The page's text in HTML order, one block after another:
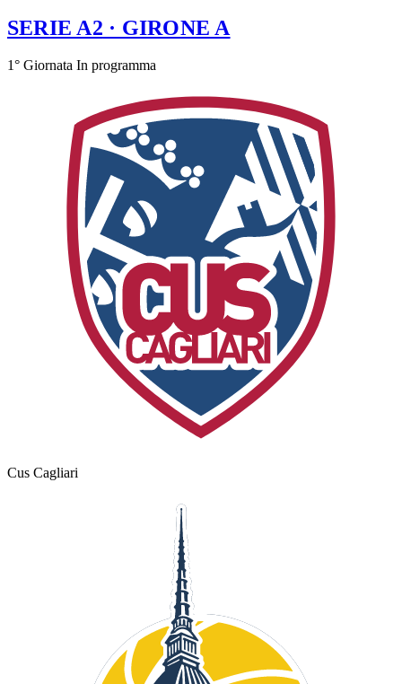
SERIE A2 · GIRONE A
1° Giornata In programma
Cus Cagliari